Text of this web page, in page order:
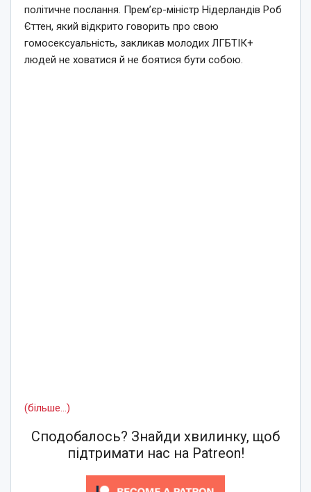
політичне послання. Прем’єр-міністр Нідерландів Роб
Єттен, який відкрито говорить про свою
гомосексуальність, закликав молодих ЛГБТІК+
людей не ховатися й не боятися бути собою.
(більше…)
Сподобалось? Знайди хвилинку, щоб
підтримати нас на Patreon!